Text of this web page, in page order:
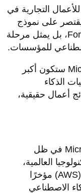
التجارية في
على نموذج
Forward Deployed Engineering (FDE)، بل يمثل مرحلة
للمؤسسات.
وأوضح أن Microsoft Frontier Company ستكون أكبر
الذكاء
أعمال حقيقية،
يأتي إطلاق Microsoft Frontier Company في ظل
العالمية،
بعدما أعلنت خدمات أمازون السحابية (AWS) مؤخرًا
الاصطناعي